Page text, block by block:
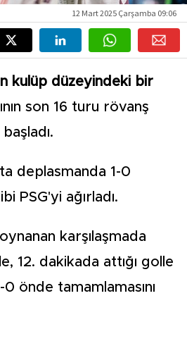
12 Mart 2025 Çarşamba 09:06
kulüp düzeyindeki bir
son 16 turu rövanş
deplasmanda 1-0
PSG'yi ağırladı.
oynanan karşılaşmada
12. dakikada attığı golle
0 önde tamamlamasını